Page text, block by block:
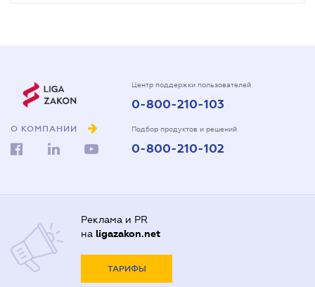
О КОМПАНИИ
Центр поддержки пользователей
0-800-210-103
Подбор продуктов и решений
0-800-210-102
Реклама и PR
на ligazakon.net
ТАРИФЫ